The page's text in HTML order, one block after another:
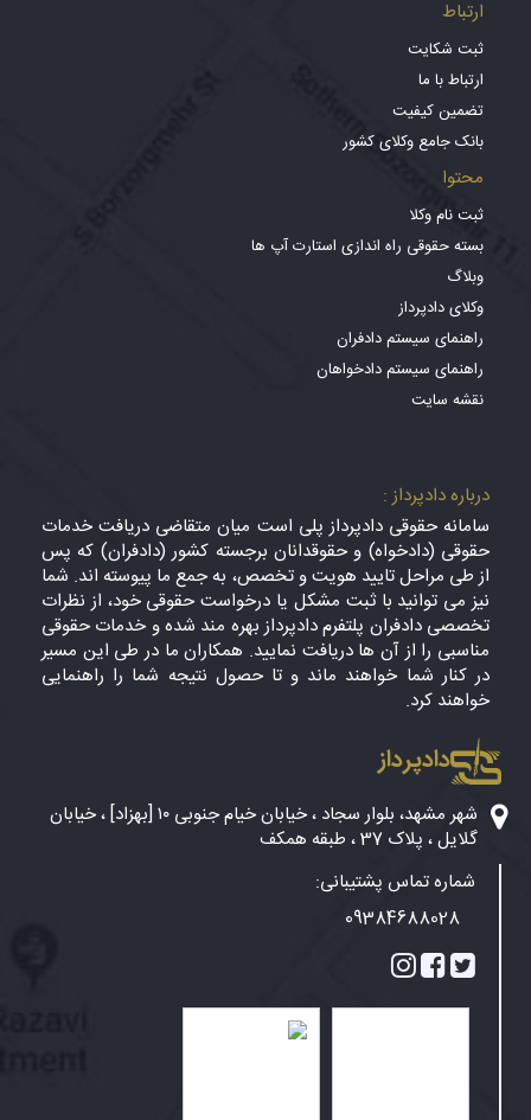
ارتباط
ثبت شکایت
ارتباط با ما
تضمین کیفیت
بانک جامع وکلای کشور
محتوا
ثبت نام وکلا
بسته حقوقی راه اندازی استارت آپ ها
وبلاگ
وکلای دادپرداز
راهنمای سیستم دادفران
راهنمای سیستم دادخواهان
نقشه سایت
درباره دادپرداز :
سامانه حقوقی دادپرداز پلی است میان متقاضی دریافت خدمات
حقوقی (دادخواه) و حقوقدانان برجسته کشور (دادفران) که پس
از طی مراحل تایید هویت و تخصص، به جمع ما پیوسته اند. شما
نیز می توانید با ثبت مشکل یا درخواست حقوقی خود، از نظرات
تخصصی دادفران پلتفرم دادپرداز بهره مند شده و خدمات حقوقی
مناسبی را از آن ها دریافت نمایید. همکاران ما در طی این مسیر
در کنار شما خواهند ماند و تا حصول نتیجه شما را راهنمایی
خواهند کرد.
دادپرداز
شهر مشهد، بلوار سجاد ، خیابان خیام جنوبی ۱۰ [بهزاد] ، خیابان
گلایل ، پلاک 37 ، طبقه همکف
شماره تماس پشتیبانی:
09384688028